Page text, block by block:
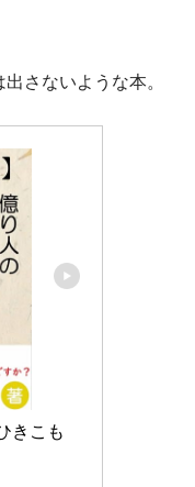
さないような本。
きこも